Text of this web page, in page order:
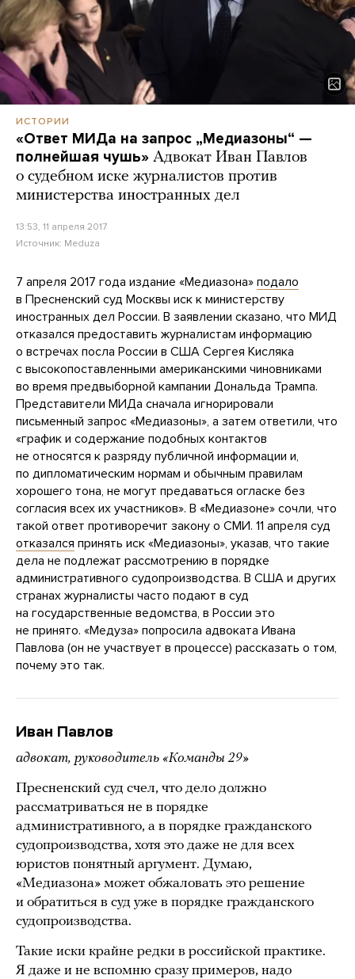
ИСТОРИИ
«Ответ МИДа на запрос „Медиазоны“ —
полнейшая чушь» Адвокат Иван Павлов
о судебном иске журналистов против
министерства иностранных дел
13:53, 11 апреля 2017
Источник: Meduza
7 апреля 2017 года издание «Медиазона» подало
в Пресненский суд Москвы иск к министерству
иностранных дел России. В заявлении сказано, что МИД
отказался предоставить журналистам информацию
о встречах посла России в США Сергея Кисляка
с высокопоставленными американскими чиновниками
во время предвыборной кампании Дональда Трампа.
Представители МИДа сначала игнорировали
письменный запрос «Медиазоны», а затем ответили, что
«график и содержание подобных контактов
не относятся к разряду публичной информации и,
по дипломатическим нормам и обычным правилам
хорошего тона, не могут предаваться огласке без
согласия всех их участников». В «Медиазоне» сочли, что
такой ответ противоречит закону о СМИ. 11 апреля суд
отказался принять иск «Медиазоны», указав, что такие
дела не подлежат рассмотрению в порядке
административного судопроизводства. В США и других
странах журналисты часто подают в суд
на государственные ведомства, в России это
не принято. «Медуза» попросила адвоката Ивана
Павлова (он не участвует в процессе) рассказать о том,
почему это так.
Иван Павлов
адвокат, руководитель «Команды 29»
Пресненский суд счел, что дело должно
рассматриваться не в порядке
административного, а в порядке гражданского
судопроизводства, хотя это даже не для всех
юристов понятный аргумент. Думаю,
«Медиазона» может обжаловать это решение
и обратиться в суд уже в порядке гражданского
судопроизводства.
Такие иски крайне редки в российской практике.
Я даже и не вспомню сразу примеров, надо